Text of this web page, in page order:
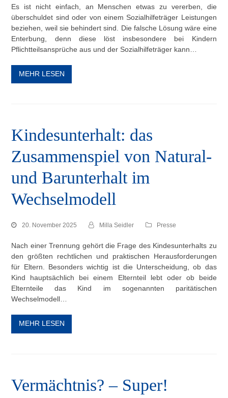
Es ist nicht einfach, an Menschen etwas zu vererben, die
überschuldet sind oder von einem Sozialhilfeträger Leistungen
beziehen, weil sie behindert sind. Die falsche Lösung wäre eine
Enterbung, denn diese löst insbesondere bei Kindern
Pflichtteilsansprüche aus und der Sozialhilfeträger kann…
MEHR LESEN
Kindesunterhalt: das
Zusammenspiel von Natural-
und Barunterhalt im
Wechselmodell
20. November 2025 Milla Seidler Presse
Nach einer Trennung gehört die Frage des Kindesunterhalts zu
den größten rechtlichen und praktischen Herausforderungen
für Eltern. Besonders wichtig ist die Unterscheidung, ob das
Kind hauptsächlich bei einem Elternteil lebt oder ob beide
Elternteile das Kind im sogenannten paritätischen
Wechselmodell…
MEHR LESEN
Vermächtnis? – Super!